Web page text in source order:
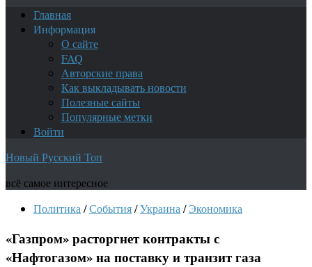
Главная
Информация
О сайте
FAQ
Авторские права
Как выкладывать новости
Полезные сайты
Популярные метки
Войти
Новый Русский Топ
всё самое интересное
Политика /События/Украина / Экономика
«Газпром» расторгнет контракты с
«Нафтогазом» на поставку и транзит газа